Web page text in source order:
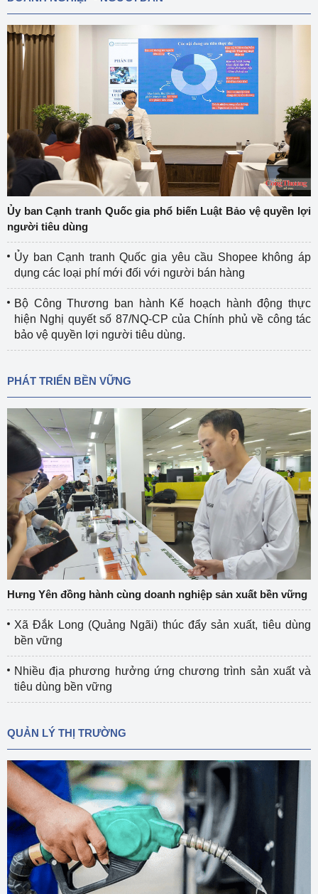
Ủy ban Cạnh tranh Quốc gia phổ biến Luật Bảo vệ quyền lợi
người tiêu dùng
Ủy ban Cạnh tranh Quốc gia yêu cầu Shopee không áp
dụng các loại phí mới đối với người bán hàng
Bộ Công Thương ban hành Kế hoạch hành động thực
hiện Nghị quyết số 87/NQ-CP của Chính phủ về công tác
bảo vệ quyền lợi người tiêu dùng.
PHÁT TRIỂN BỀN VỮNG
Hưng Yên đồng hành cùng doanh nghiệp sản xuất bền vững
Xã Đắk Long (Quảng Ngãi) thúc đẩy sản xuất, tiêu dùng
bền vững
Nhiều địa phương hưởng ứng chương trình sản xuất và
tiêu dùng bền vững
QUẢN LÝ THỊ TRƯỜNG